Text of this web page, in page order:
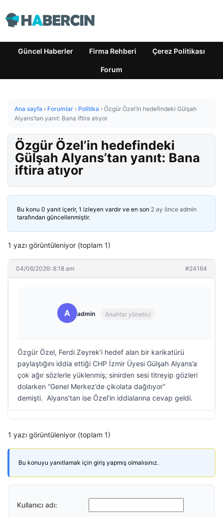
Güncel Haberler Firma Rehberi Çerez Politikası
Forum
Ana sayfa › Forumlar › Politika › Özgür Özel’in hedefindeki Gülşah
Alyans’tan yanıt: Bana iftira atıyor
Özgür Özel’in hedefindeki
Gülşah Alyans’tan yanıt: Bana
iftira atıyor
Bu konu 0 yanıt içerir, 1 izleyen vardır ve en son 2 ay önce admin
tarafından güncellenmiştir.
1 yazı görüntüleniyor (toplam 1)
04/06/2026: 8:18 am #24164
A admin Anahtar yönetici
Özgür Özel, Ferdi Zeyrek’i hedef alan bir karikatürü
paylaştığını iddia ettiği CHP İzmir Üyesi Gülşah Alyans’a
çok ağır sözlerle yüklenmiş; sinirden sesi titreyip gözleri
dolarken “Genel Merkez’de çikolata dağıtıyor”
demişti. Alyans’tan ise Özel’in iddialarına cevap geldi.
1 yazı görüntüleniyor (toplam 1)
Bu konuyu yanıtlamak için giriş yapmış olmalısınız.
Kullanıcı adı: